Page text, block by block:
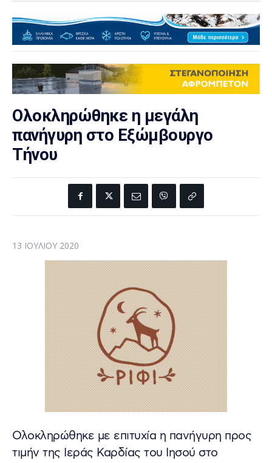
Ολοκληρώθηκε η μεγάλη
πανήγυρη στο Εξώμβουργο
Τήνου
13 ΙΟΥΛΊΟΥ 2020
Ολοκληρώθηκε με επιτυχία η πανήγυρη προς
τιμήν της Ιεράς Καρδίας του Ιησού στο